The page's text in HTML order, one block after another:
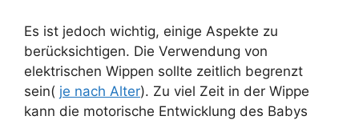
Es ist jedoch wichtig, einige Aspekte zu
berücksichtigen. Die Verwendung von
elektrischen Wippen sollte zeitlich begrenzt
sein( je nach Alter). Zu viel Zeit in der Wippe
kann die motorische Entwicklung des Babys